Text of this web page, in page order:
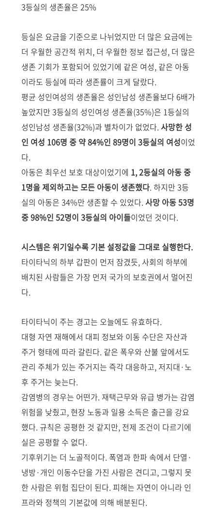
3등실의 생존율은 25%
등실은 요금을 기준으로 나뉘었지만 더 많은 요금에는
더 우월한 공간적 위치, 더 우월한 정보 접근성, 더 많은
생존 기회가 포함되어 있었기에 같은 여성, 같은 아동
이라도 등실에 따라 생존률이 크게 달랐다.
평균 성인여성의 생존율은 성인남성 생존율보다 6배가
높았지만 3등실의 성인여성 생존율(35%)은 1등실의
성인남성 생존율(32%)과 별차이가 없었다. 사망한 성
인 여성 106명 중 약 84%인 89명이 3등실의 여성이었
다.
아동은 최우선 보호 대상이었기에 1, 2등실의 아동 중
1명을 제외하고는 모든 아동이 생존했다. 하지만 3등
실의 아동은 34%만 생존할 수 있었다. 사망 아동 53명
중98%인 52명이 3등실의 아이들이었던 것이다.
시스템은 위기일수록 기본 설정값을 그대로 실행한다.
타이타닉의 하부 갑판이 먼저 잠겼듯, 사회의 하부에
배치된 사람들은 가장 먼저 국가의 보호권에서 멀어진
다.
타이타닉이 주는 경고는 오늘에도 유효하다.
대형 자연 재해에서 대피 정보와 이동 수단은 자산과
주거 형태에 따라 갈린다. 같은 폭우와 산불 앞에서도
관리 주체가 있는 주거지는 즉각 대응하고, 저지대·노
후 주거는 늦는다.
감염병의 경우는 어떤가. 재택근무와 유급 병가는 감염
위험을 낮췄고, 현장 노동과 일용 소득은 출근을 강요
했다. 규칙은 공평한 것 같지만, 전제 조건이 다르기에
실은 공평할 수 없다.
기후위기는 더 노골적이다. 폭염과 한파 속에서 단열·
냉방·개인 이동수단을 가진 사람은 견디고, 그렇지 못
한 사람은 위험 집단이 된다. 피해는 자연이 아니라 인
프라와 정책의 기본값에 의해 배분된다.